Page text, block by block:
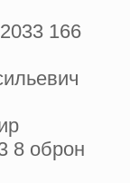
166
8 оброн